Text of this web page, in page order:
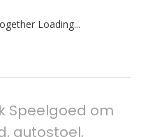
Loading...
Speelgoed om
autostoel,